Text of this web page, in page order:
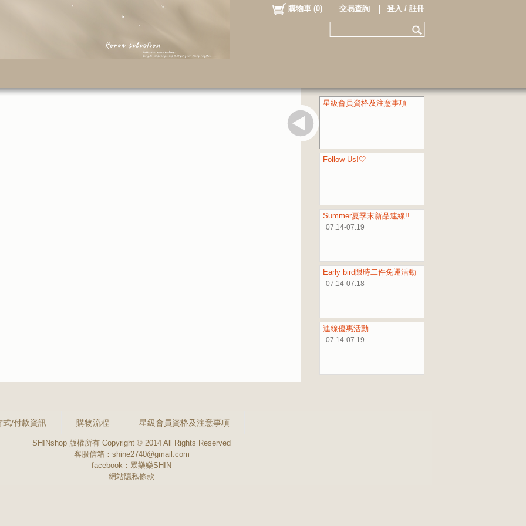
購物車 (0) 交易查詢 登入 / 註冊
星級會員資格及注意事項
Follow Us!🤍
Summer夏季末新品連線!!
07.14-07.19
Early bird限時二件免運活動
07.14-07.18
連線優惠活動
07.14-07.19
式/付款資訊 購物流程 星級會員資格及注意事項
SHINshop 版權所有 Copyright © 2014 All Rights Reserved
客服信箱：shine2740@gmail.com
facebook： 眾樂樂SHIN
網站隱私條款